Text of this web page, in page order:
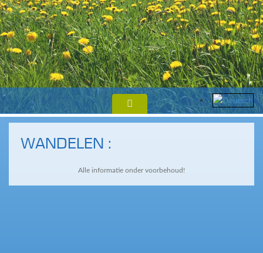
WANDELEN :
Alle informatie onder voorbehoud!